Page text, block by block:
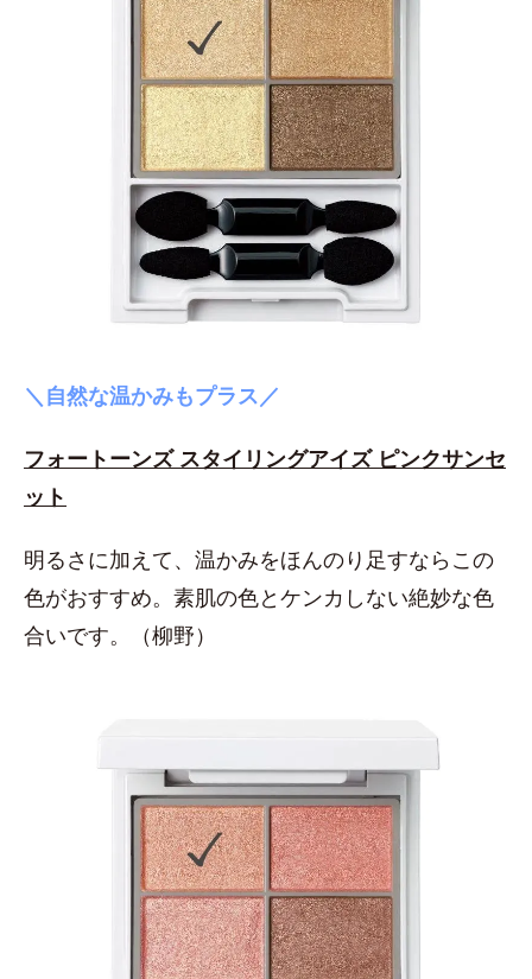
＼自然な温かみもプラス／
フォートーンズ スタイリングアイズ ピンクサンセ
ット
明るさに加えて、温かみをほんのり足すならこの
色がおすすめ。素肌の色とケンカしない絶妙な色
合いです。（柳野）